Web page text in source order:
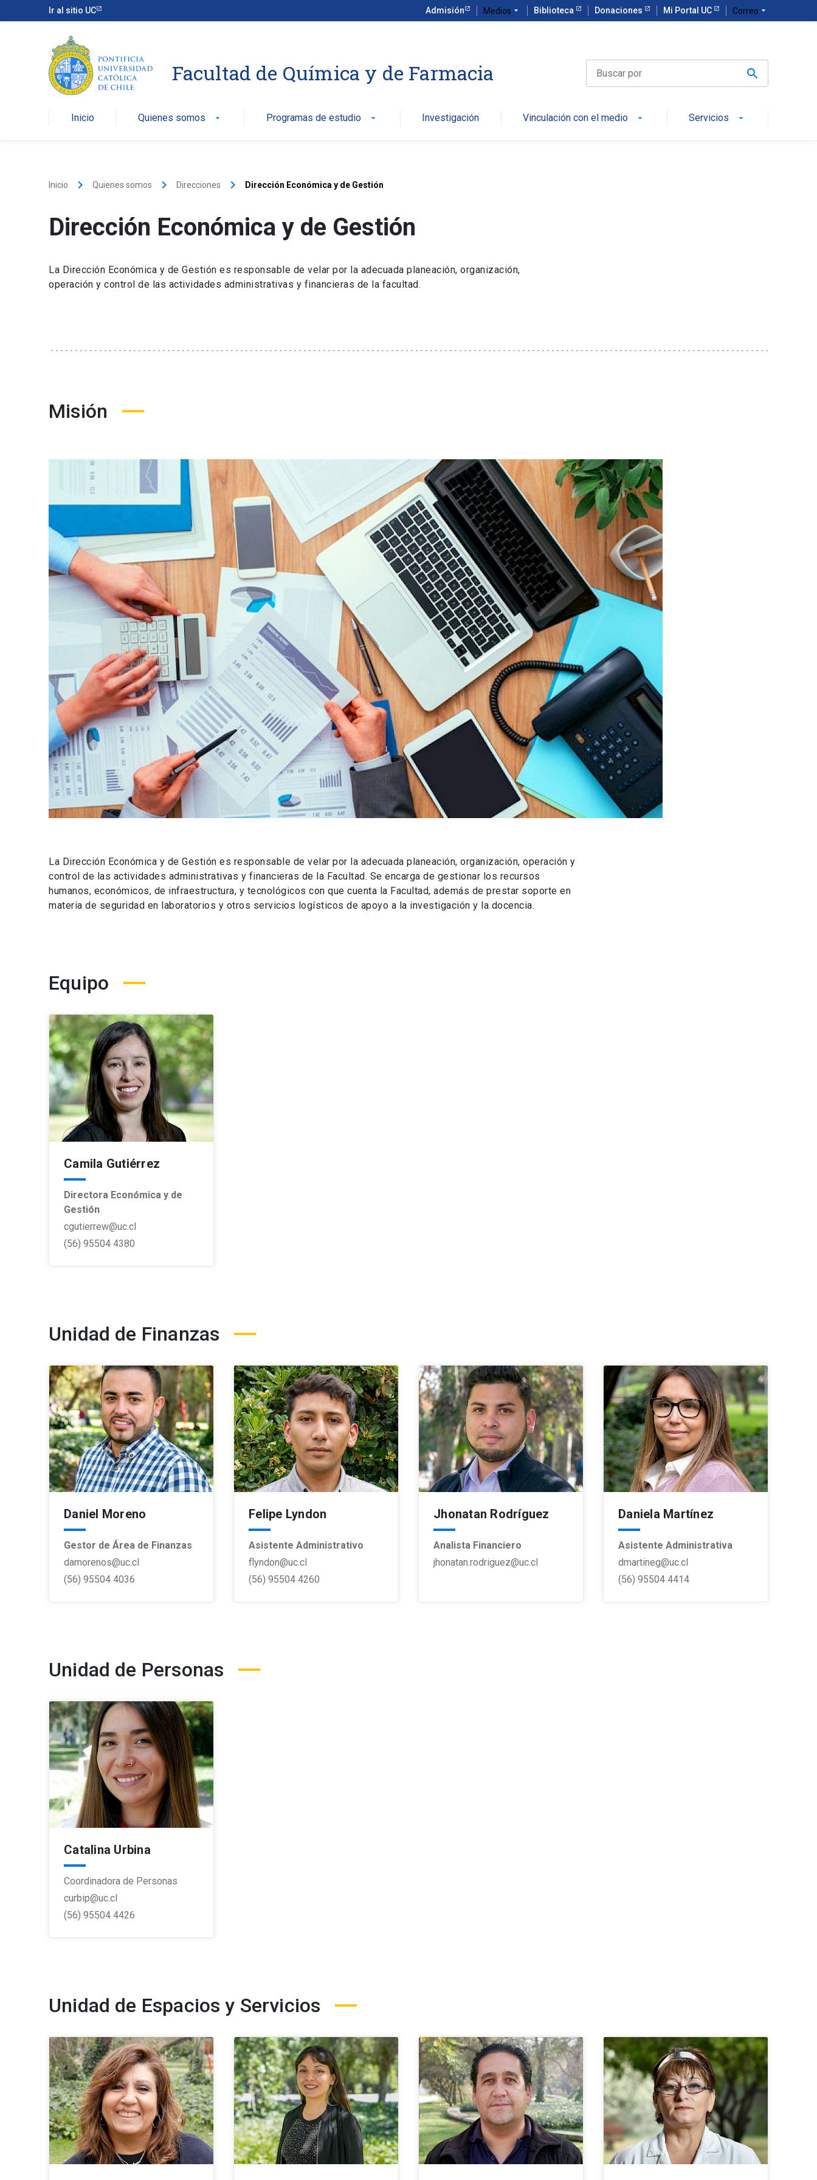
Ir al sitio UC Admisión Medios arrow_drop_down Biblioteca Donaciones Mi Portal UC Correo arrow_drop_down
Facultad de Química y de Farmacia
Inicio Quienes somos arrow_drop_down Programas de estudio arrow_drop_down Investigación Vinculación con el medio arrow_drop_down Servicios arrow_drop_down
Inicio keyboard_arrow_right Quienes somos keyboard_arrow_right Direcciones keyboard_arrow_right Dirección Económica y de Gestión
Dirección Económica y de Gestión
La Dirección Económica y de Gestión es responsable de velar por la adecuada planeación, organización,
operación y control de las actividades administrativas y financieras de la facultad.
Misión
La Dirección Económica y de Gestión es responsable de velar por la adecuada planeación, organización, operación y
control de las actividades administrativas y financieras de la Facultad. Se encarga de gestionar los recursos
humanos, económicos, de infraestructura, y tecnológicos con que cuenta la Facultad, además de prestar soporte en
materia de seguridad en laboratorios y otros servicios logísticos de apoyo a la investigación y la docencia.
Equipo
Camila Gutiérrez
Directora Económica y de
Gestión
cgutierrew@uc.cl
(56) 95504 4380
Unidad de Finanzas
Daniel Moreno
Gestor de Área de Finanzas
damorenos@uc.cl
(56) 95504 4036
Felipe Lyndon
Asistente Administrativo
flyndon@uc.cl
(56) 95504 4260
Jhonatan Rodríguez
Analista Financiero
jhonatan.rodriguez@uc.cl
Daniela Martínez
Asistente Administrativa
dmartineg@uc.cl
(56) 95504 4414
Unidad de Personas
Catalina Urbina
Coordinadora de Personas
curbip@uc.cl
(56) 95504 4426
Unidad de Espacios y Servicios